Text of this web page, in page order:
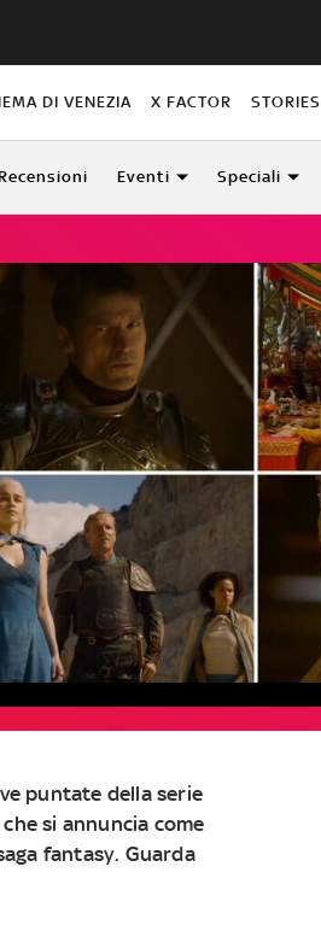
DI VENEZIA X FACTOR STORIES
Recensioni Eventi Speciali
puntate dellaserie
si annuncia come
fantasy. Guarda